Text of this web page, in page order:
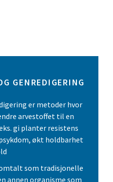
GENREDIGERING
er metoder hvor
arvestoffet til en
gi planter resistens
økt holdbarhet
som tradisjonelle
annen organisme som